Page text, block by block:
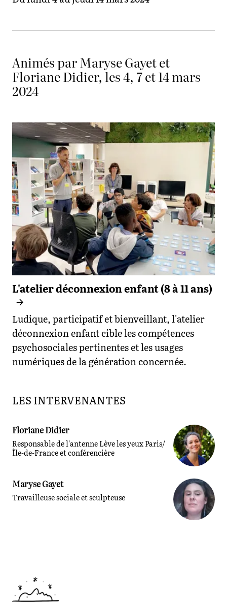
Animés par Maryse Gayet et
Floriane Didier, les 4, 7 et 14 mars
2024
L'atelier déconnexion enfant (8 à 11 ans)
Ludique, participatif et bienveillant, l'atelier
déconnexion enfant cible les compétences
psychosociales pertinentes et les usages
numériques de la génération concernée.
LES INTERVENANTES
Floriane Didier
Responsable de l'antenne Lève les yeux Paris/
Île-de-France et conférencière
Maryse Gayet
Travailleuse sociale et sculpteuse